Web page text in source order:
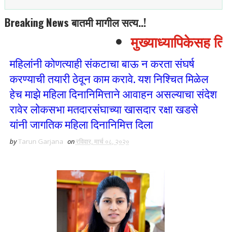
Breaking News बातमी मागील सत्य..!
मुख्याध्यापिकेसह
महिलांनी कोणत्याही संकटाचा बाऊ न करता संघर्ष
करण्याची तयारी ठेवून काम करावे. यश निश्‍चित मिळेल
हेच माझे महिला दिनानिमित्ताने आवाहन असल्याचा संदेश
रावेर लोकसभा मतदारसंघाच्या खासदार रक्षा खडसे
यांनी जागतिक महिला दिनानिमित्त दिला
byTarun Garjana onरविवार, मार्च ०८, २०२०